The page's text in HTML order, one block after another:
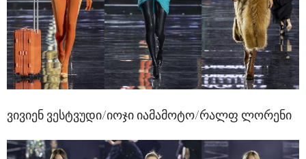
ვივიენ ვესტვუდი/იოჯი იამამოტო/რალფ ლორენი